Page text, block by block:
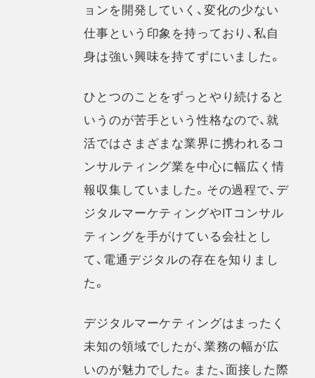
ョンを開発していく、変化の少ない
仕事という印象を持っており、私自
身は強い興味を持てずにいました。
ひとつのことをずっとやり続けると
いうのが苦手という性格なので、就
活ではさまざまな業界に携われるコ
ンサルティング業を中心に幅広く情
報収集していました。その過程で、デ
ジタルマーケティングやITコンサル
ティングを手がけている会社とし
て、電通デジタルの存在を知りまし
た。
デジタルマーケティングはまったく
未知の領域でしたが、業務の幅が広
いのが魅力でした。また、面接した際